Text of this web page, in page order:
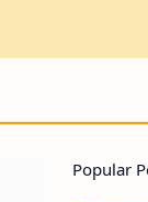
Popular